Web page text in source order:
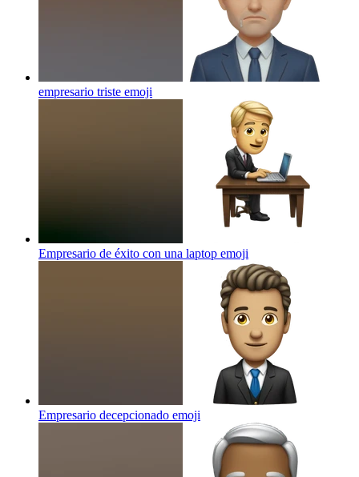
empresario triste emoji
Empresario de éxito con una laptop emoji
Empresario decepcionado emoji